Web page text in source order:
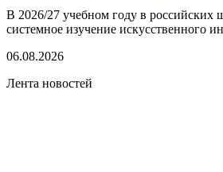
В 2026/27 учебном году в российских
системное изучение искусственного
06.08.2026
Лента новостей